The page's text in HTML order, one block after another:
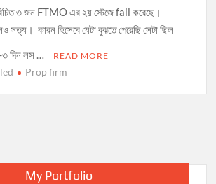
৩ জন FTMO এর ২য় স্টেজে fail করেছে।
সত্য। কারন হিসেবে যেটা বুঝতে পেরেছি সেটা ছিল
৩ দিন লস …
READ MORE
Prop firm
My Portfolio